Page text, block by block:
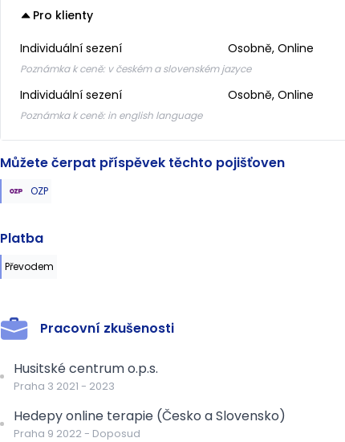
Pro klienty
Individuální sezení Osobně, Online
Poznámka k ceně: v českém a slovenském jazyce
Individuální sezení Osobně, Online
Poznámka k ceně: in english language
Můžete čerpat příspěvek těchto pojišťoven
OZP
Platba
Převodem
Pracovní zkušenosti
Husitské centrum o.p.s.
Praha 3 2021 - 2023
Hedepy online terapie (Česko a Slovensko)
Praha 9 2022- Doposud